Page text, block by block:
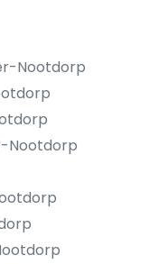
Nootdorp
Nootdorp